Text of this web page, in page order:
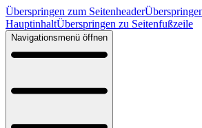
Überspringen zum Seitenheader
HauptinhaltÜberspringen zu Seitenfußzeile
Navigationsmenü öffnen